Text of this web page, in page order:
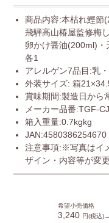
商品内容:本枯れ鰹節
飛騨高山椿屋監修梅
卵かけ醤油(200ml)
各1
アレルゲン7品目:乳
外装サイズ: 箱
賞味期間:製造日から
メーカー品番:TGF-CJ
箱入重量:0.7kgkg
JAN:4580386254670
注意事項:※写真はイ
ザイン・内容等が変
希望小売価格
3,240 円(税込)→